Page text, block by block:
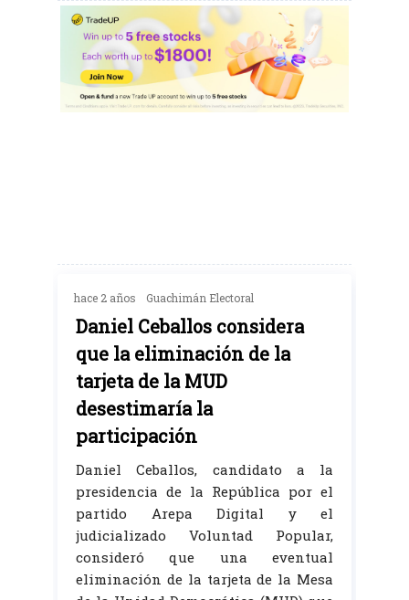
hace 2 años Guachimán Electoral
Daniel Ceballos considera
que la eliminación de la
tarjeta de la MUD
desestimaría la
participación
Daniel Ceballos, candidato a la
presidencia de la República por el
partido Arepa Digital y el
judicializado Voluntad Popular,
consideró que una eventual
eliminación de la tarjeta de la Mesa